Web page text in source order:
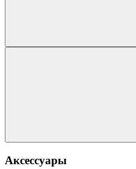
Аксессуары